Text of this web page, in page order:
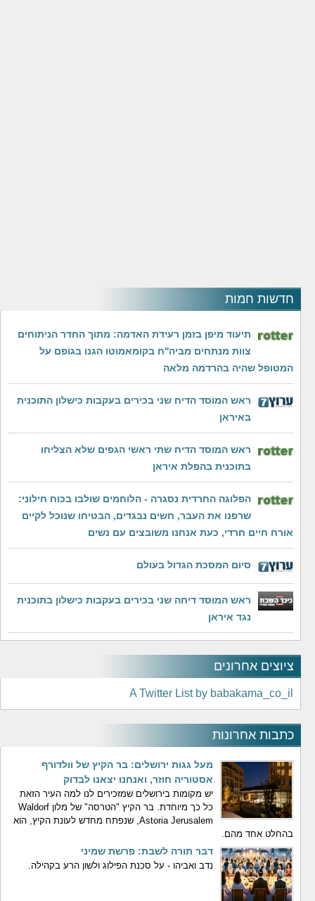
חדשות חמות
תיעוד מיפן בזמן רעידת האדמה: מתוך החדר הניתוחים
צוות מנתחים מביה''ח בקומאמוטו הגנו בגופם על
המטופל שהיה בהרדמה מלאה
ראש המוסד הדיח שני בכירים בעקבות כישלון התוכנית
באיראן
ראש המוסד הדיח שתי ראשי הגפים שלא הצליחו
בתוכנית בהפלת איראן
הפלוגה החרדית נסגרה - הלוחמים שולבו בכוח חילוני:
שרפנו את העבר, חשים נבגדים, הבטיחו שנוכל לקיים
אורח חיים חרדי, כעת אנחנו משובצים עם נשים
סיום המסכת הגדול בעולם
ראש המוסד דיחה שני בכירים בעקבות כישלון בתוכנית
נגד איראן
ציוצים אחרונים
A Twitter List by babakama_co_il
כתבות אחרונות
מעל גגות ירושלים: בר הקיץ של וולדורף
אסטוריה חוזר, ואנחנו יצאנו לבדוק
יש מקומות בירושלים שמזכירים לנו למה העיר הזאת
כל כך מיוחדת. בר הקיץ "הטרסה" של מלון Waldorf
Astoria Jerusalem, שנפתח מחדש לעונת הקיץ, הוא
בהחלט אחד מהם.
דבר תורה לשבת: פרשת שמיני
נדב ואביהו - על סכנת הפילוג ולשון הרע בקהילה.